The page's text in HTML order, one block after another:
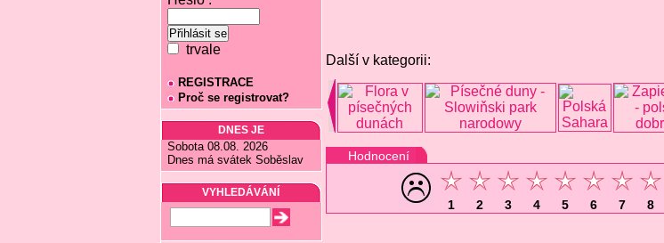
trvale
REGISTRACE
Proč se registrovat?
DNES JE
Sobota 08.08. 2026
Dnes má svátek Soběslav
VYHLEDÁVÁNÍ
Další v kategorii:
Hodnocení
1 2 3 4 5 6 7 8